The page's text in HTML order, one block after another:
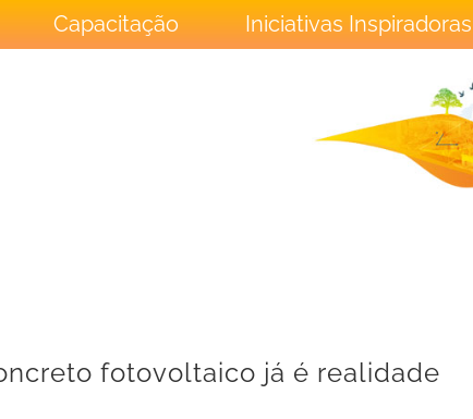
Capacitação Iniciativas Inspiradoras
fotovoltaico já é realidade